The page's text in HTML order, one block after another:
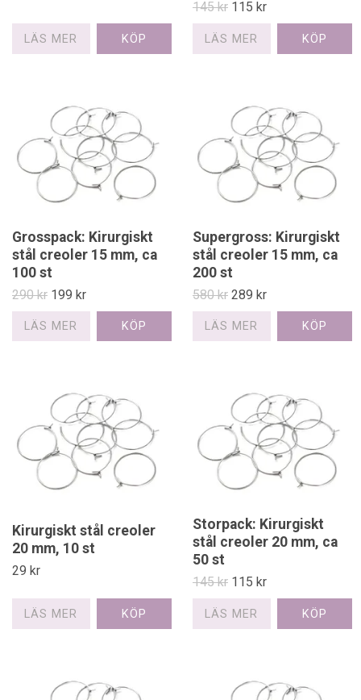
LÄS MER
145 kr 115 kr
LÄS MER
Grosspack: Kirurgiskt
stål creoler 15 mm, ca
100 st
290 kr 199 kr
LÄS MER
Supergross: Kirurgiskt
stål creoler 15 mm, ca
200 st
580 kr 289 kr
LÄS MER
Kirurgiskt stål creoler
20 mm, 10 st
29 kr
LÄS MER
Storpack: Kirurgiskt
stål creoler 20 mm, ca
50 st
145 kr 115 kr
LÄS MER